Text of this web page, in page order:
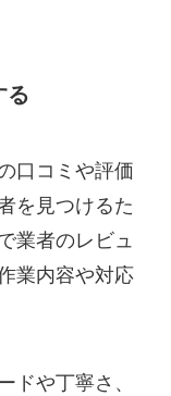
る
口コミや評価
を見つけるた
業者のレビュ
業内容や対応
ドや丁寧さ、